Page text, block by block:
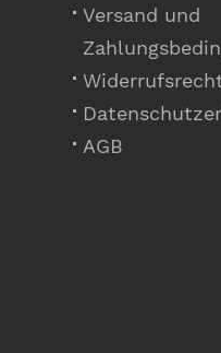
Versand und
AGB